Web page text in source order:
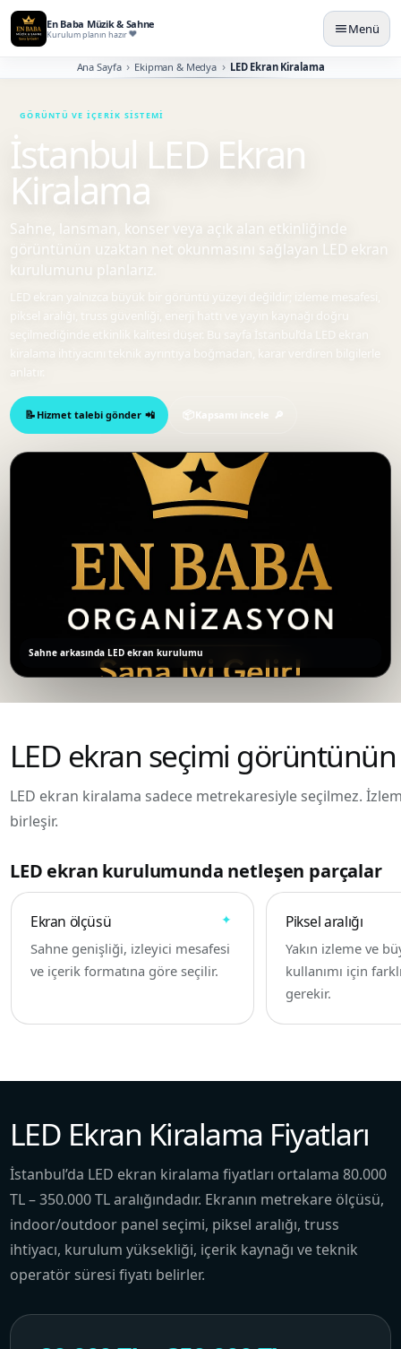
En Baba Müzik & Sahne
Kurulum planın hazır Menü
Ana Sayfa Ekipman & Medya LED Ekran Kiralama
İstanbul LED Ekran
Kiralama
Sahne, lansman, konser veya açık alan etkinliğinde
görüntünün uzaktan net okunmasını sağlayan LED ekran
kurulumunu planlarız.
LED ekran yalnızca büyük bir görüntü yüzeyi değildir; izleme mesafesi,
piksel aralığı, truss güvenliği, enerji hattı ve yayın kaynağı doğru
seçilmediğinde etkinlik kalitesi düşer. Bu sayfa İstanbul’da LED ekran
kiralama ihtiyacını teknik ayrıntıya boğmadan, karar verdiren bilgilerle
anlatır.
Hizmet talebi gönder Kapsamı incele
Sahne arkasında LED ekran kurulumu
LED ekran seçimi
LED ekran kiralama sadece metrekaresiyle seçilmez.
birleşir.
LED ekran kurulumunda netleşen parçalar
Ekran ölçüsü
Sahne genişliği, izleyici mesafesi
ve içerik formatına göre seçilir.
Piksel aralığı
Yakın izleme ve
kullanımı için
gerekir.
LED Ekran Kiralama Fiyatları
İstanbul’da LED ekran kiralama fiyatları ortalama 80.000
TL – 350.000 TL aralığındadır. Ekranın metrekare ölçüsü,
indoor/outdoor panel seçimi, piksel aralığı, truss
ihtiyacı, kurulum yüksekliği, içerik kaynağı ve teknik
operatör süresi fiyatı belirler.